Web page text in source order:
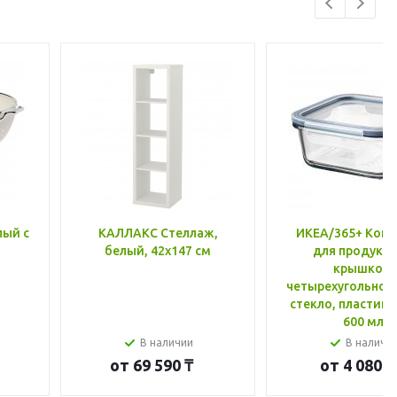
с
КАЛЛАКС Стеллаж,
белый, 42x147 см
В наличии
от 69 590 ₸
ИКЕА/365+
для
крышкой,
стекло, пластик
600 мл
В
от 4 080 ₸